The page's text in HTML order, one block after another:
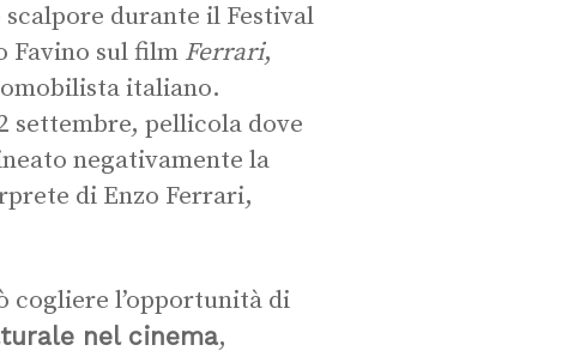
durante il Festival
Favino sul film Ferrari,
italiano.
settembre, pellicola dove
negativamente la
di Enzo Ferrari,
cogliere l’opportunità di
nel cinema,